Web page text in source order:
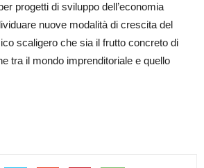
progetti di sviluppo dell’economia
nuove modalità di crescita del
scaligero che sia il frutto concreto di
tra il mondo imprenditoriale e quello